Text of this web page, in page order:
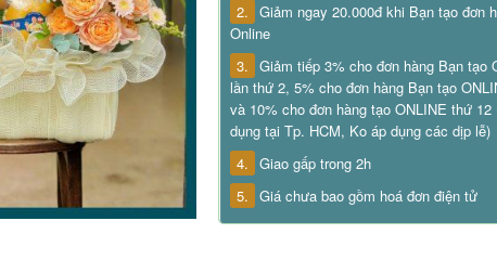
2. Giảm ngay 20.000đ khi Bạn tạo đơn
Online
3. Giảm tiếp 3% cho đơn hàng Bạn tạo
lần thứ 2, 5% cho đơn hàng Bạn tạo
và 10% cho đơn hàng tạo ONLINE thứ 12
dụng tại Tp. HCM, Ko áp dụng các dịp lễ)
4. Giao gấp trong 2h
5. Giá chưa bao gồm hoá đơn điện tử